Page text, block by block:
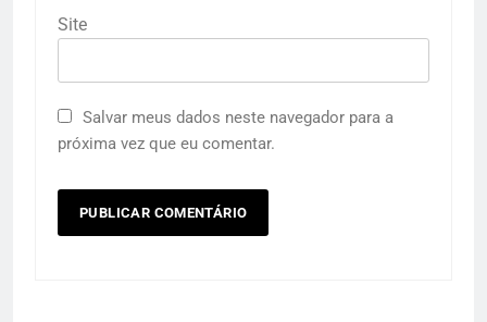
Site
Salvar meus dados neste navegador para a
próxima vez que eu comentar.